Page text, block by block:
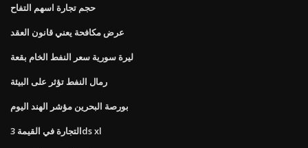
حجم تجارة اسهم التفاح
عرض مكافحة يعني قانون العقد
ليرة سورية سعر النفط الخام بقعة
رمال النفط تؤثر على البيئة
بورصة البحرين مؤشر الهند اليوم
التجارة في القيمة 3ds xl